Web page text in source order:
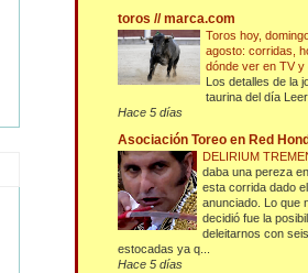
toros // marca.com
Toros hoy,
agosto: corridas,
dónde ver en TV
Los detalles de la
taurina del día Leer
Hace 5 días
Asociación Toreo en Red
DELIRIUM
daba una pereza
esta corrida dado
anunciado. Lo que
decidió fue la
deleitarnos con
estocadas ya q...
Hace 5 días